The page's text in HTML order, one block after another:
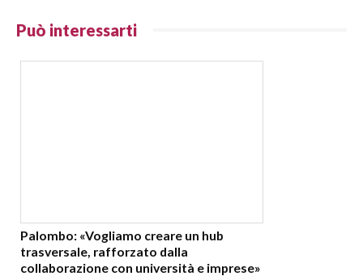
Può interessarti
Palombo: «Vogliamo creare un hub
trasversale, rafforzato dalla
collaborazione con università e imprese»